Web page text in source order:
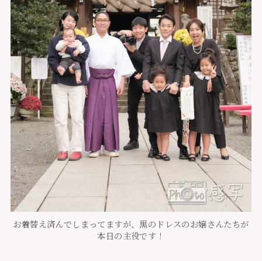
お着替え済んでしまってますが、黒のドレスのお嬢さんたちが
本日の主役です！